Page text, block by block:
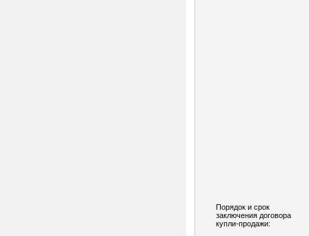
Порядок и срок
заключения договора
купли-продажи: